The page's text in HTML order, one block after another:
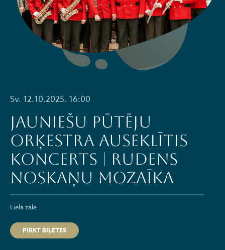
Sv. 12.10.2025. 16:00
Jauniešu pūtēju
orķestra AUSEKLĪTIS
koncerts | RUDENS
NOSKAŅU MOZAĪKA
Lielā zāle
PIRKT BIĻETES